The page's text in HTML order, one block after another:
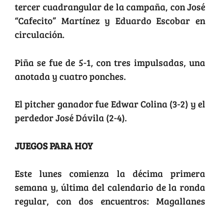
tercer cuadrangular de la campaña, con José
“Cafecito” Martínez y Eduardo Escobar en
circulación.
Piña se fue de 5-1, con tres impulsadas, una
anotada y cuatro ponches.
El pitcher ganador fue Edwar Colina (3-2) y el
perdedor José Dávila (2-4).
JUEGOS PARA HOY
Este lunes comienza la décima primera
semana y, última del calendario de la ronda
regular, con dos encuentros: Magallanes